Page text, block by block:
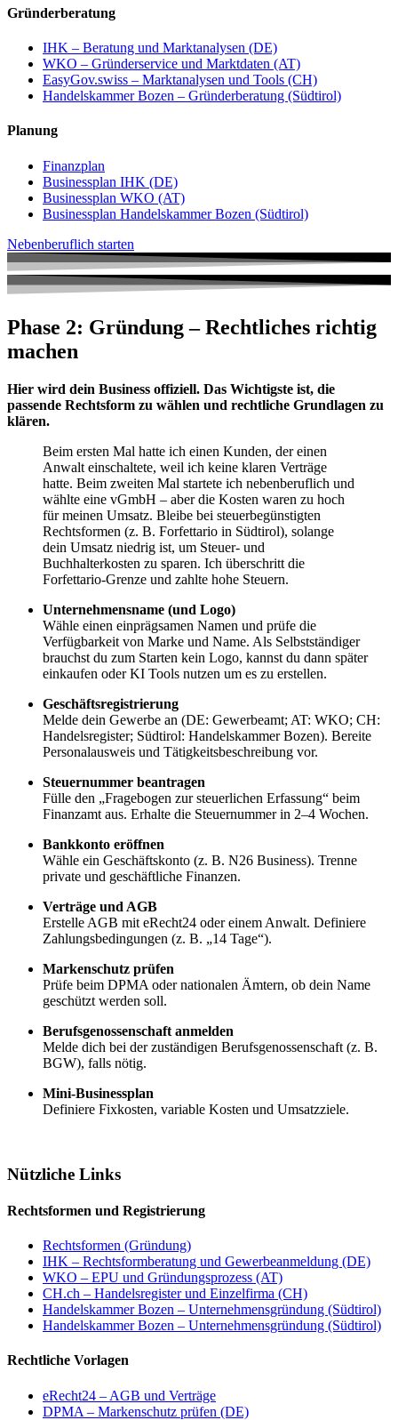
Gründerberatung
IHK – Beratung und Marktanalysen (DE)
WKO – Gründerservice und Marktdaten (AT)
EasyGov.swiss – Marktanalysen und Tools (CH)
Handelskammer Bozen – Gründerberatung (Südtirol)
Planung
Finanzplan
Businessplan IHK (DE)
Businessplan WKO (AT)
Businessplan Handelskammer Bozen (Südtirol)
Nebenberuflich starten
Phase 2: Gründung – Rechtliches richtig
machen
Hier wird dein Business offiziell. Das Wichtigste ist, die
passende Rechtsform zu wählen und rechtliche Grundlagen zu
klären.
Beim ersten Mal hatte ich einen Kunden, der einen
Anwalt einschaltete, weil ich keine klaren Verträge
hatte. Beim zweiten Mal startete ich nebenberuflich und
wählte eine vGmbH – aber die Kosten waren zu hoch
für meinen Umsatz. Bleibe bei steuerbegünstigten
Rechtsformen (z. B. Forfettario in Südtirol), solange
dein Umsatz niedrig ist, um Steuer- und
Buchhalterkosten zu sparen. Ich überschritt die
Forfettario-Grenze und zahlte hohe Steuern.
Unternehmensname (und Logo)
Wähle einen einprägsamen Namen und prüfe die
Verfügbarkeit von Marke und Name. Als Selbstständiger
brauchst du zum Starten kein Logo, kannst du dann später
einkaufen oder KI Tools nutzen um es zu erstellen.
Geschäftsregistrierung
Melde dein Gewerbe an (DE: Gewerbeamt; AT: WKO; CH:
Handelsregister; Südtirol: Handelskammer Bozen). Bereite
Personalausweis und Tätigkeitsbeschreibung vor.
Steuernummer beantragen
Fülle den „Fragebogen zur steuerlichen Erfassung“ beim
Finanzamt aus. Erhalte die Steuernummer in 2–4 Wochen.
Bankkonto eröffnen
Wähle ein Geschäftskonto (z. B. N26 Business). Trenne
private und geschäftliche Finanzen.
Verträge und AGB
Erstelle AGB mit eRecht24 oder einem Anwalt. Definiere
Zahlungsbedingungen (z. B. „14 Tage“).
Markenschutz prüfen
Prüfe beim DPMA oder nationalen Ämtern, ob dein Name
geschützt werden soll.
Berufsgenossenschaft anmelden
Melde dich bei der zuständigen Berufsgenossenschaft (z. B.
BGW), falls nötig.
Mini-Businessplan
Definiere Fixkosten, variable Kosten und Umsatzziele.
Nützliche Links
Rechtsformen und Registrierung
Rechtsformen (Gründung)
IHK – Rechtsformberatung und Gewerbeanmeldung (DE)
WKO – EPU und Gründungsprozess (AT)
CH.ch – Handelsregister und Einzelfirma (CH)
Handelskammer Bozen – Unternehmensgründung (Südtirol)
Handelskammer Bozen – Unternehmensgründung (Südtirol)
Rechtliche Vorlagen
eRecht24 – AGB und Verträge
DPMA – Markenschutz prüfen (DE)